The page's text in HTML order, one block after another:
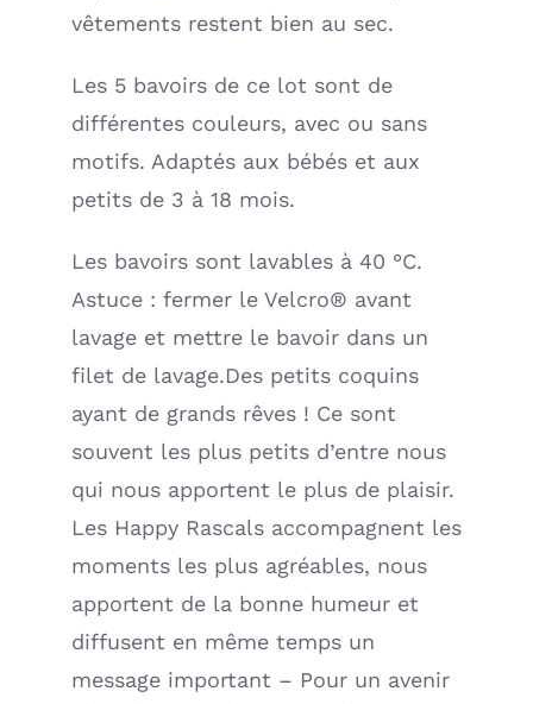
vêtements restent bien au sec.
Les 5 bavoirs de ce lot sont de
différentes couleurs, avec ou sans
motifs. Adaptés aux bébés et aux
petits de 3 à 18 mois.
Les bavoirs sont lavables à 40 °C.
Astuce : fermer le Velcro® avant
lavage et mettre le bavoir dans un
filet de lavage.Des petits coquins
ayant de grands rêves ! Ce sont
souvent les plus petits d’entre nous
qui nous apportent le plus de plaisir.
Les Happy Rascals accompagnent les
moments les plus agréables, nous
apportent de la bonne humeur et
diffusent en même temps un
message important – Pour un avenir